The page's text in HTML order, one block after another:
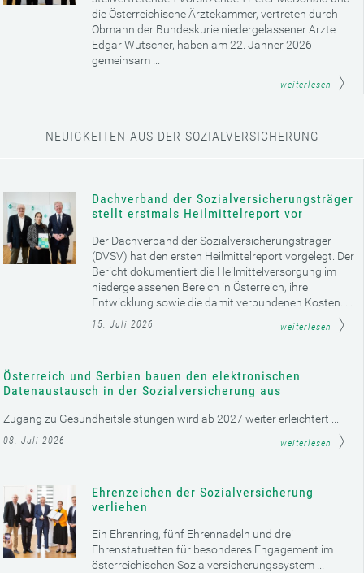
die Österreichische Ärztekammer, vertreten durch
Obmann der Bundeskurie niedergelassener Ärzte
Edgar Wutscher, haben am 22. Jänner 2026
gemeinsam ...
weiterlesen
NEUIGKEITEN AUS DER SOZIALVERSICHERUNG
Dachverband der Sozialversicherungsträger
stellt erstmals Heilmittelreport vor
Der Dachverband der Sozialversicherungsträger
(DVSV) hat den ersten Heilmittelreport vorgelegt. Der
Bericht dokumentiert die Heilmittelversorgung im
niedergelassenen Bereich in Österreich, ihre
Entwicklung sowie die damit verbundenen Kosten. ...
15. Juli 2026 weiterlesen
Österreich und Serbien bauen den elektronischen
Datenaustausch in der Sozialversicherung aus
Zugang zu Gesundheitsleistungen wird ab 2027 weiter erleichtert ...
08. Juli 2026 weiterlesen
Ehrenzeichen der Sozialversicherung
verliehen
Ein Ehrenring, fünf Ehrennadeln und drei
Ehrenstatuetten für besonderes Engagement im
österreichischen Sozialversicherungssystem ...